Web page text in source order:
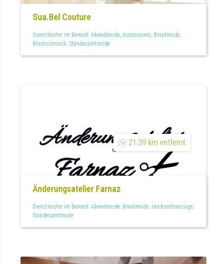
Sua.Bel Couture
Dienstleister im Bereich: Abendmode, Accessoires, Brautmode,
Brautschmuck, Standesamtmode
21.39 km entfernt
Änderungsatelier Farnaz
Dienstleister im Bereich: Abendmode, Brautmode, Hochzeitsanzüge,
Standesamtmode